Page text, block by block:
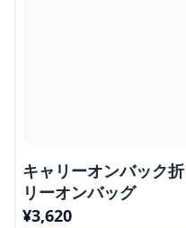
キャリーオンバック
リーオンバッグ
¥3,620